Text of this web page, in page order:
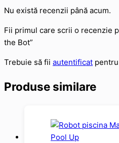
Nu există recenzii până acum.
Fii primul care scrii o recenzie
the Bot”
Trebuie să fii autentificat
Produse similare